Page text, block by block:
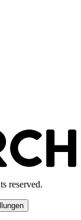
reserved.